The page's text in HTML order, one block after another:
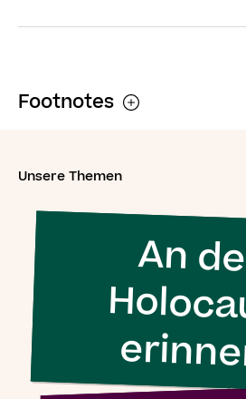
Footnotes
Unsere Themen
An